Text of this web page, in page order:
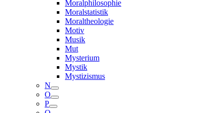
Moralphilosophie
Moralstatistik
Moraltheologie
Motiv
Musik
Mut
Mysterium
Mystik
Mystizismus
N
O
P